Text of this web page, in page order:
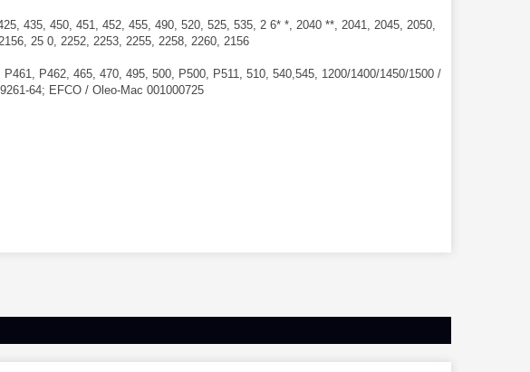
435, 450, 451, 452, 455, 490, 520, 525, 535, 2 6* *, 2040 **, 2041, 2045, 2050,
25 0, 2252, 2253, 2255, 2258, 2260, 2156
P462, 465, 470, 495, 500, P500, P511, 510, 540,545, 1200/1400/1450/1500 /
64; EFCO / Oleo-Mac 001000725